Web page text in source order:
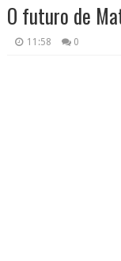
O futuro de
11:58 0